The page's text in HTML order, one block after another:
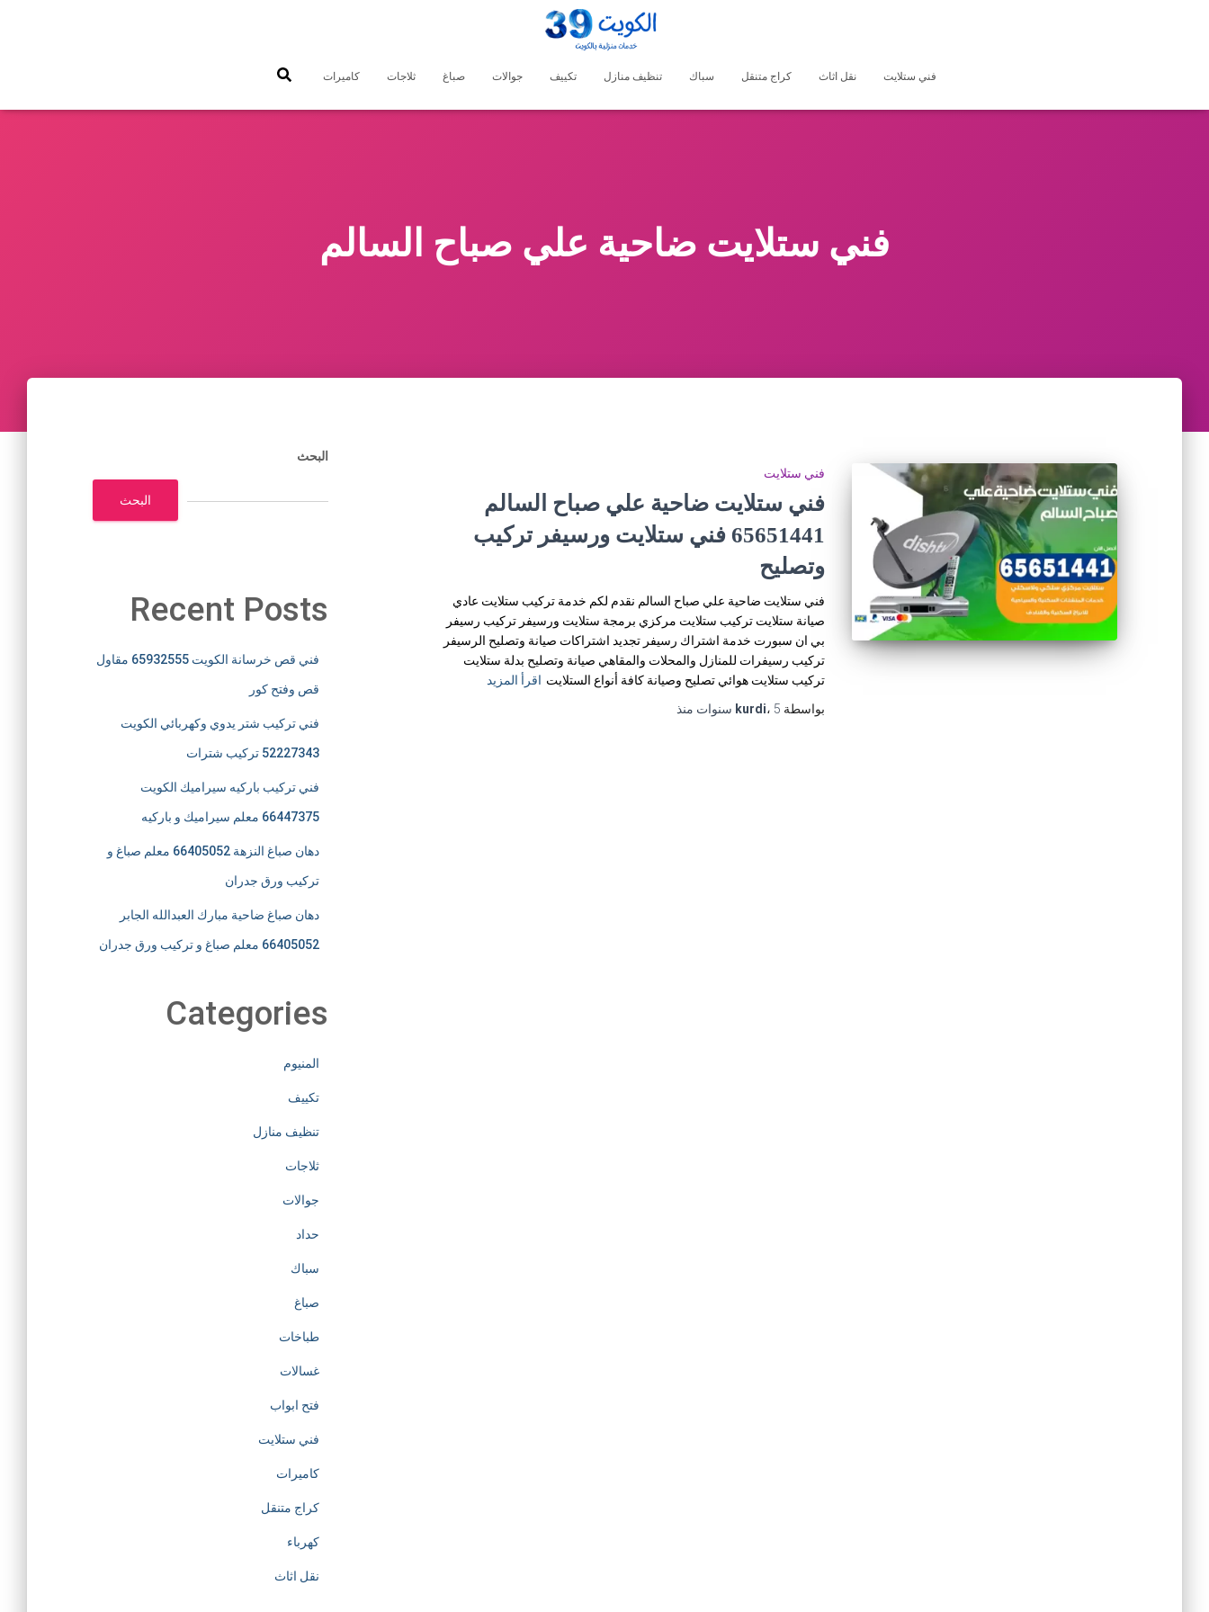
فني ستلايت نقل اثاث كراج متنقل سباك تنظيف منازل تكييف جوالات صباغ ثلاجات كاميرات
فني ستلايت ضاحية علي صباح السالم
فني ستلايت
فني ستلايت ضاحية علي صباح السالم
65651441 فني ستلايت ورسيفر تركيب
وتصليح
فني ستلايت ضاحية علي صباح السالم نقدم لكم خدمة تركيب ستلايت عادي
صيانة ستلايت تركيب ستلايت مركزي برمجة ستلايت ورسيفر تركيب رسيفر
بي ان سبورت خدمة اشتراك رسيفر تجديد اشتراكات صيانة وتصليح الرسيفر
تركيب رسيفرات للمنازل والمحلات والمقاهي صيانة وتصليح بدلة ستلايت
تركيب ستلايت هوائي تصليح وصيانة كافة أنواع الستلايت اقرأ المزيد
بواسطة
kurdi، 5 سنوات منذ
البحث
البحث
Recent Posts
فني قص خرسانة الكويت 65932555 مقاول
قص وفتح كور
فني تركيب شتر يدوي وكهربائي الكويت
52227343 تركيب شترات
فني تركيب باركيه سيراميك الكويت
66447375 معلم سيراميك و باركيه
دهان صباغ النزهة 66405052 معلم صباغ و
تركيب ورق جدران
دهان صباغ ضاحية مبارك العبدالله الجابر
66405052 معلم صباغ و تركيب ورق جدران
Categories
المنيوم
تكييف
تنظيف منازل
ثلاجات
جوالات
حداد
سباك
صباغ
طباخات
غسالات
فتح ابواب
فني ستلايت
كاميرات
كراج متنقل
كهرباء
نقل اثاث